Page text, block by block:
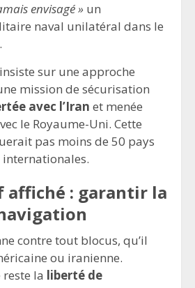
envisagé » un
naval unilatéral dans le
sur une approche
mission de sécurisation
avec l’Iran et menée
le Royaume-Uni. Cette
pas moins de 50 pays
affiché : garantir la
contre tout blocus, qu’il
ou iranienne.
reste la liberté de